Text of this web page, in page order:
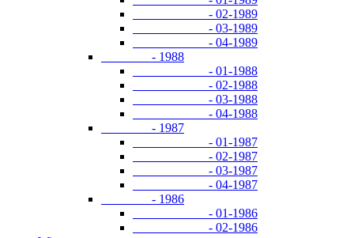
- 02-1989
- 03-1989
- 04-1989
- 1988
- 01-1988
- 02-1988
- 03-1988
- 04-1988
- 1987
- 01-1987
- 02-1987
- 03-1987
- 04-1987
- 1986
- 01-1986
- 02-1986